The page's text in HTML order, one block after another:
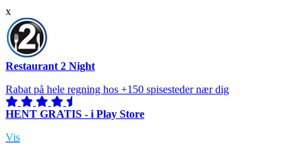
x
Restaurant 2 Night
Rabat på hele regning hos +150 spisesteder nær dig
HENT GRATIS - i Play Store
Vis